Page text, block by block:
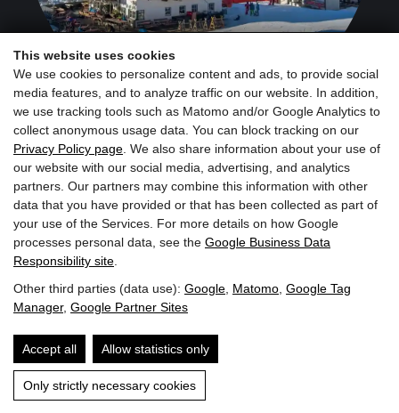
This website uses cookies
We use cookies to personalize content and ads, to provide social
media features, and to analyze traffic on our website. In addition,
we use tracking tools such as Matomo and/or Google Analytics to
collect anonymous usage data. You can block tracking on our
Privacy Policy page . We also share information about your use of
our website with our social media, advertising, and analytics
partners. Our partners may combine this information with other
data that you have provided or that has been collected as part of
your use of the Services. For more details on how Google
processes personal data, see the Google Business Data
Responsibility site
Other third parties (data use): Google Matomo Google Tag
Manager, Google Partner Sites
Accept all Allow statistics only
Only strictly necessary cookies
Inscrivez-vous maintenant à la newsletter
2022 Hôtel Penzinghof. Tous droits réservés.
Mentions légales Protection des données